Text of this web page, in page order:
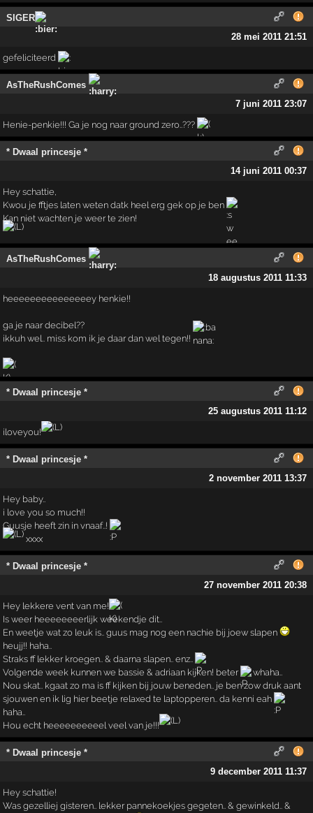
SIGER
28 mei 2011 21:51
gefeliciteerd
AsTheRushComes
7 juni 2011 23:07
Henie-penkie!!! Ga je nog naar ground zero..???
* Dwaal princesje *
14 juni 2011 00:37
Hey schattie,
Kwou je fftjes laten weten datk heel erg gek op je ben
Kan niet wachten je weer te zien!
AsTheRushComes
18 augustus 2011 11:33
heeeeeeeeeeeeeeey henkie!!
ga je naar decibel??
ikkuh wel.. miss kom ik je daar dan wel tegen!!
* Dwaal princesje *
25 augustus 2011 11:12
iloveyou!
* Dwaal princesje *
2 november 2011 13:37
Hey baby..
i love you so much!!
Guusje heeft zin in vnaaf..!
xxxx
* Dwaal princesje *
27 november 2011 20:38
Hey lekkere vent van me!
Is weer heeeeeeeerlijk weekendje dit..
En weetje wat zo leuk is.. guus mag nog een nachie bij joew slapen
heujj!! haha..
Straks ff lekker kroegen.. & daarna slapen.. enz..
Volgende week kunnen we bassie & adriaan kijken! beter
whaha..
Nou skat.. kgaat zo ma is ff kijken bij jouw beneden.. je ben zow druk aant
sjouwen en ik lig hier beetje relaxed te laptopperen.. da kenni eah
haha..
Hou echt heeeeeeeeeel veel van je!!!
* Dwaal princesje *
9 december 2011 11:37
Hey schattie!
Was gezelliej gisteren.. lekker pannekoekjes gegeten.. & gewinkeld.. &